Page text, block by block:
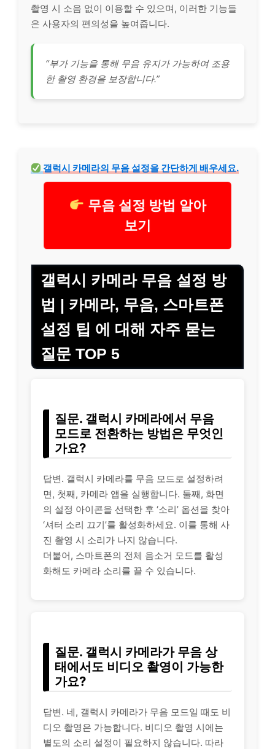
촬영 시 소음 없이 이용할 수 있으며, 이러한 기능들
은 사용자의 편의성을 높여줍니다.
“부가 기능을 통해 무음 유지가 가능하여 조용
한 촬영 환경을 보장합니다.”
갤럭시 카메라의 무음 설정을 간단하게 배우세요.
무음 설정 방법 알아
보기
갤럭시 카메라 무음 설정 방
법 | 카메라, 무음, 스마트폰
설정 팁 에 대해 자주 묻는
질문 TOP 5
질문. 갤럭시 카메라에서 무음
모드로 전환하는 방법은 무엇인
가요?
답변. 갤럭시 카메라를 무음 모드로 설정하려
면, 첫째, 카메라 앱을 실행합니다. 둘째, 화면
의 설정 아이콘을 선택한 후 ‘소리’ 옵션을 찾아
‘셔터 소리 끄기’를 활성화하세요. 이를 통해 사
진 촬영 시 소리가 나지 않습니다.
더불어, 스마트폰의 전체 음소거 모드를 활성
화해도 카메라 소리를 끌 수 있습니다.
질문. 갤럭시 카메라가 무음 상
태에서도 비디오 촬영이 가능한
가요?
답변. 네, 갤럭시 카메라가 무음 모드일 때도 비
디오 촬영은 가능합니다. 비디오 촬영 시에는
별도의 소리 설정이 필요하지 않습니다. 따라